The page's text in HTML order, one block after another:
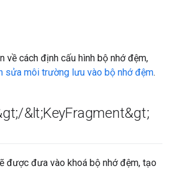
về cách định cấu hình bộ nhớ đệm,
sửa môi trường lưu vào bộ nhớ đệm.
/&lt;KeyFragment&gt;
được đưa vào khoá bộ nhớ đệm, tạo